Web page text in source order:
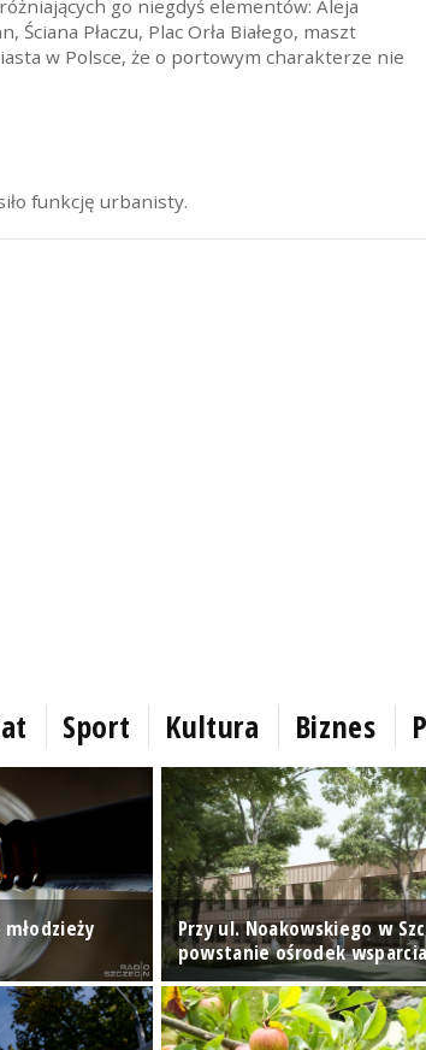
go niegdyś elementów: Aleja
Płaczu, Plac Orła Białego, maszt
w Polsce, że o portowym charakterze nie
funkcję urbanisty.
Sport Kultura Biznes
Przy ul. Noakowskiego w
powstanie ośrodek